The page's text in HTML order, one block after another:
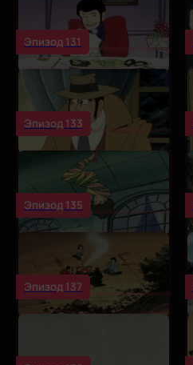
Эпизод 131
Эпизод 133
Эпизод 135
Эпизод 137